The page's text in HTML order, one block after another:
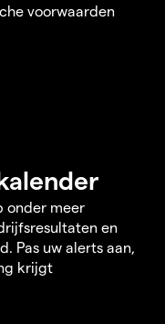
voorwaarden
onder meer
en
Pas uw alerts aan,
krijgt